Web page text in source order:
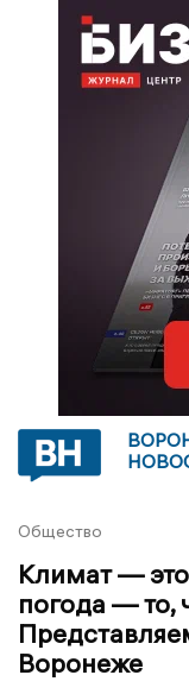
Общество
Климат — это
погода — то,
Воронеже